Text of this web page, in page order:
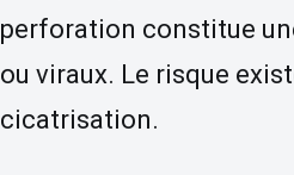
perforation constitue
ou viraux. Le risque
cicatrisation.